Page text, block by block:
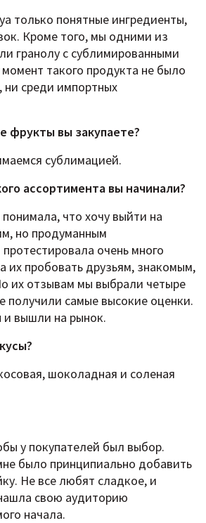
только понятные ингредиенты,
Кроме того, мы одними из
гранолу с сублимированными
такого продукта не было
ни среди импортных
фрукты вы закупаете?
сублимацией.
ассортимента вы начинали?
что хочу выйти на
но продуманным
очень много
их пробовать друзьям, знакомым,
их отзывам мы выбрали четыре
получили самые высокие оценки.
вышли на рынок.
шоколадная и соленая
у покупателей был выбор.
было принципиально добавить
Не все любят сладкое, и
свою аудиторию
начала.